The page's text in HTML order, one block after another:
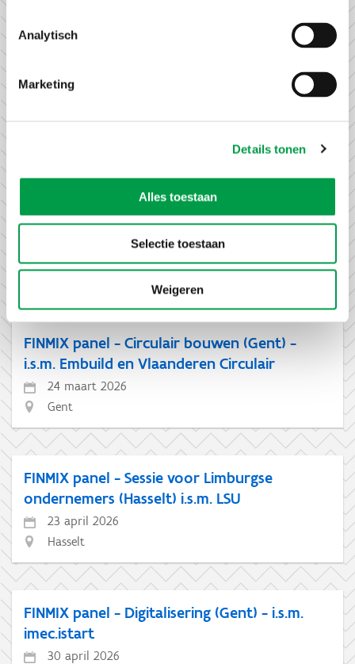
Analytisch
Marketing
Details tonen
Alles toestaan
Selectie toestaan
Weigeren
FINMIX panel - Health(tech) & Care (Brussel) -
i.s.m. Voka Health Community
FINMIX 4 Females (Gent) - i.s.m. Vrouwennet
vzw
Gent
FINMIX panel - Circulair bouwen (Gent) -
i.s.m. Embuild en Vlaanderen Circulair
24 maart 2026
Gent
FINMIX panel - Sessie voor Limburgse
ondernemers (Hasselt) i.s.m. LSU
23 april 2026
Hasselt
FINMIX panel - Digitalisering (Gent) - i.s.m.
imec.istart
30 april 2026